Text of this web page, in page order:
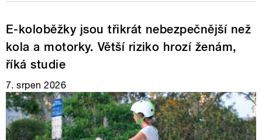
E-koloběžky jsou třikrát nebezpečnější než
kola a motorky. Větší riziko hrozí ženám,
říká studie
7. srpen 2026